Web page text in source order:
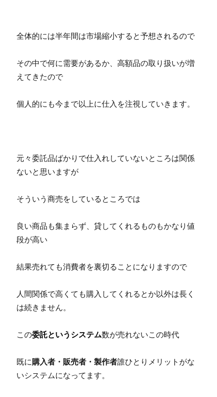
全体的には半年間は市場縮小すると予想されるので
その中で何に需要があるか、高額品の取り扱いが増
えてきたので
個人的にも今まで以上に仕入を注視していきます。
元々委託品ばかりで仕入れしていないところは関係
ないと思いますが
そういう商売をしているところでは
良い商品も集まらず、貸してくれるものもかなり値
段が高い
結果売れても消費者を裏切ることになりますので
人間関係で高くても購入してくれるとか以外は長く
は続きません。
この委託というシステム数が売れないこの時代
既に購入者・販売者・製作者誰ひとりメリットがな
いシステムになってます。